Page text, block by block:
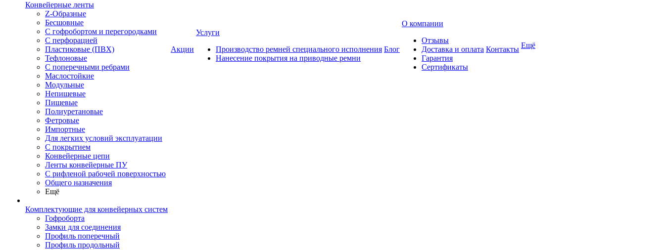
Конвейерные ленты
Z-Образные
Бесшовные
С гофробортом и перегородками
С перфорацией
Пластиковые (ПВХ)
Тефлоновые
С поперечными ребрами
Маслостойкие
Модульные
Непищевые
Пищевые
Полиуретановые
Фетровые
Импортные
Для легких условий эксплуатации
С покрытием
Конвейерные цепи
Ленты конвейерные ПУ
С рифленой рабочей поверхностью
Общего назначения
Ещё
Комплектующие для конвейерных систем
Гофроборта
Замки для соединения
Профиль поперечный
Профиль продольный
Акции
Услуги
Производство ремней специального исполнения
Нанесение покрытия на приводные ремни
Блог
О компании
Отзывы
Доставка и оплата
Гарантия
Сертификаты
Контакты Ещё